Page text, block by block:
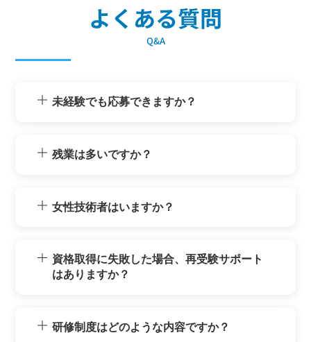
よくある質問
Q&A
未経験でも応募できますか？
残業は多いですか？
女性技術者はいますか？
資格取得に失敗した場合、再受験サポート
はありますか？
研修制度はどのような内容ですか？